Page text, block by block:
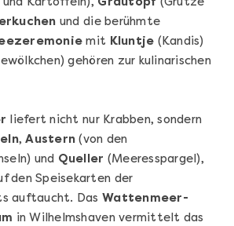
Mehr anzeigen
100€
und die berühmte
mit Kluntje (Kandis)
gehören zur kulinarischen
liefert nicht nur Krabben, sondern
,Austern (von den
und Queller (Meeresspargel),
den Speisekarten der
auftaucht. DasWattenmeer-
in Wilhelmshaven vermittelt das